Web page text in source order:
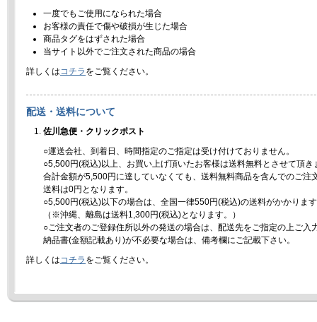
一度でもご使用になられた場合
お客様の責任で傷や破損が生じた場合
商品タグをはずされた場合
当サイト以外でご注文された商品の場合
詳しくは コチラ をご覧ください。
配送・送料について
佐川急便・クリックポスト
○運送会社、到着日、時間指定のご指定は受け付けておりません。
○5,500円(税込)以上、お買い上げ頂いたお客様は送料無料とさせて頂き
合計金額が5,500円に達していなくても、送料無料商品を含んでのご注
送料は0円となります。
○5,500円(税込)以下の場合は、全国一律550円(税込)の送料がかかりま
（※沖縄、離島は送料1,300円(税込)となります。）
○ご注文者のご登録住所以外の発送の場合は、配送先をご指定の上ご入
納品書(金額記載あり)が不必要な場合は、備考欄にご記載下さい。
詳しくは コチラ をご覧ください。